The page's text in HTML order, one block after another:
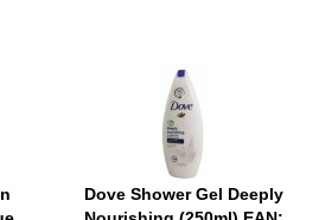
Dove Shower Gel Deeply